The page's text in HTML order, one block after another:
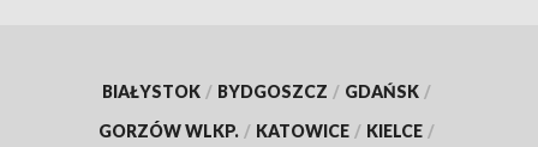
BIAŁYSTOK / BYDGOSZCZ / GDAŃSK /
GORZÓW WLKP. / KATOWICE / KIELCE /